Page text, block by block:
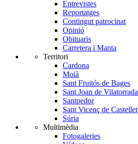
Entrevistes
Reportatges
Contingut patrocinat
Opinió
Obituaris
Carretera i Manta
Territori
Cardona
Moià
Sant Fruitós de Bages
Sant Joan de Vilatorrada
Santpedor
Sant Vicenç de Castellet
Súria
Multimèdia
Fotogaleries